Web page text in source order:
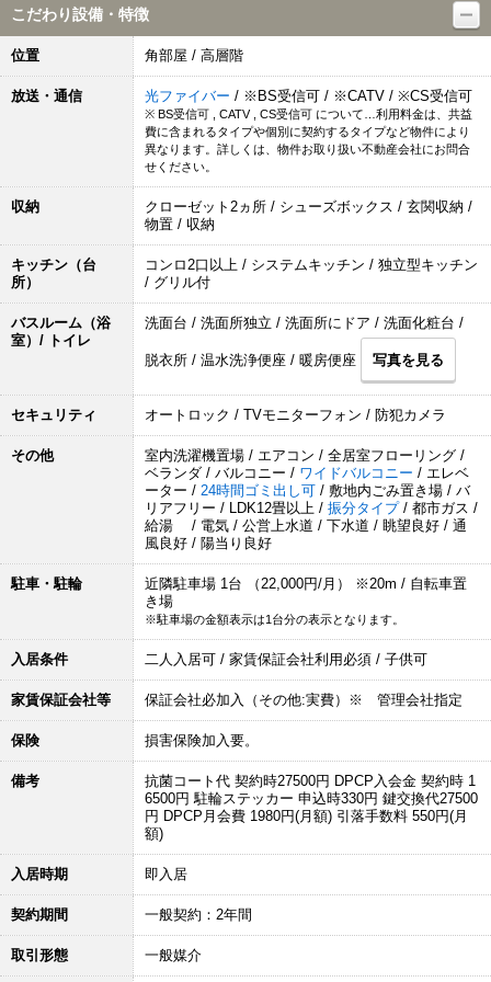
こだわり設備・特徴
位置 角部屋 / 高層階
放送・通信 光ファイバー / ※BS受信可 / ※CATV / ※CS受信可
※ BS受信可 , CATV , CS受信可 について…利用料金は、共益
費に含まれるタイプや個別に契約するタイプなど物件により
異なります。詳しくは、物件お取り扱い不動産会社にお問合
せください。
収納
クローゼット2ヵ所 / シューズボックス / 玄関収納 /
物置 / 収納
キッチン（台
所）
コンロ2口以上 / システムキッチン / 独立型キッチン
/ グリル付
バスルーム（浴
室）/ トイレ
洗面台 / 洗面所独立 / 洗面所にドア / 洗面化粧台 /
脱衣所 / 温水洗浄便座 / 暖房便座 写真を見る
セキュリティ オートロック / TVモニターフォン / 防犯カメラ
その他
室内洗濯機置場 / エアコン / 全居室フローリング /
ベランダ / バルコニー / ワイドバルコニー / エレベ
ーター / 24時間ゴミ出し可 / 敷地内ごみ置き場 / バ
リアフリー / LDK12畳以上 / 振分タイプ / 都市ガス /
給湯 / 電気 / 公営上水道 / 下水道 / 眺望良好 / 通
風良好 / 陽当り良好
駐車・駐輪
近隣駐車場 1台 （22,000円/月） ※20m / 自転車置
き場
※駐車場の金額表示は1台分の表示となります。
入居条件 二人入居可 / 家賃保証会社利用必須 / 子供可
家賃保証会社等 保証会社必加入（その他:実費）※ 管理会社指定
保険 損害保険加入要。
備考
抗菌コート代 契約時27500円 DPCP入会金 契約時 1
6500円 駐輪ステッカー 申込時330円 鍵交換代27500
円 DPCP月会費 1980円(月額) 引落手数料 550円(月
額)
入居時期 即入居
契約期間 一般契約：2年間
取引形態 一般媒介